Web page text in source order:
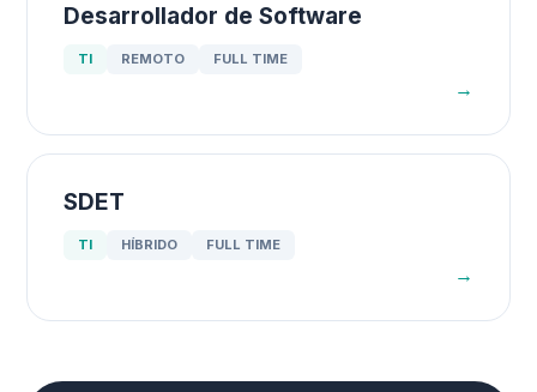
Desarrollador de Software
TI REMOTO FULL TIME
→
SDET
TI HÍBRIDO FULL TIME
→